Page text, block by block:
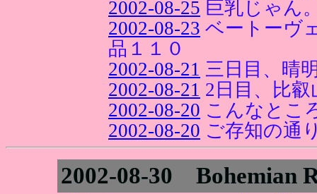
2002-08-25 巨乳じゃん
2002-08-23 ベートーヴ
品１１０
2002-08-21 三日目、晴
2002-08-21 2日目、比叡
2002-08-20 こんなとこ
2002-08-20 ご存知の通
2002-08-30 Bohemian